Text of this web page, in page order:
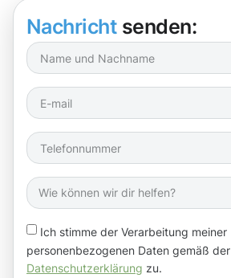
Nachricht senden:
Ich stimme der Verarbeitung meiner
personenbezogenen Daten gemäß der
Datenschutzerklärung zu.